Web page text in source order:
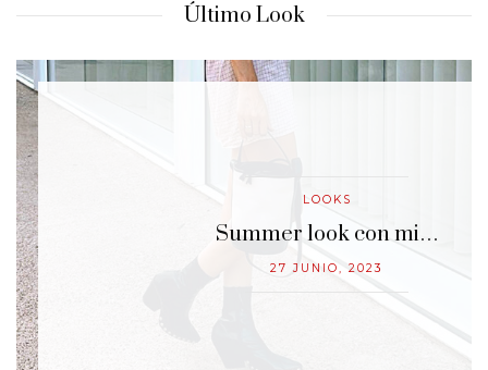
Último Look
LOOKS
Summer look con mi…
27 JUNIO, 2023